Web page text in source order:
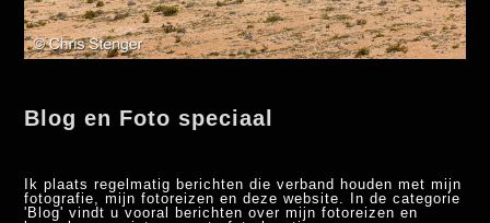
Blog en Foto speciaal
Ik plaats regelmatig berichten die verband houden met mijn
fotografie, mijn fotoreizen en deze website. In de categorie
'Blog' vindt u vooral berichten over mijn fotoreizen en